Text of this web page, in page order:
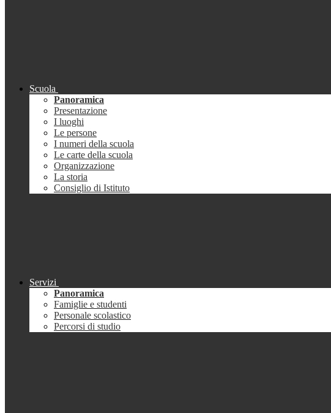
Scuola
Panoramica
Presentazione
I luoghi
Le persone
I numeri della scuola
Le carte della scuola
Organizzazione
La storia
Consiglio di Istituto
Servizi
Panoramica
Famiglie e studenti
Personale scolastico
Percorsi di studio